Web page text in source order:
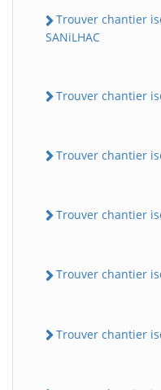
Trouver chantier
SANiLHAC
Trouver chantier
Trouver chantier
Trouver chantier
Trouver chantier
Trouver chantier